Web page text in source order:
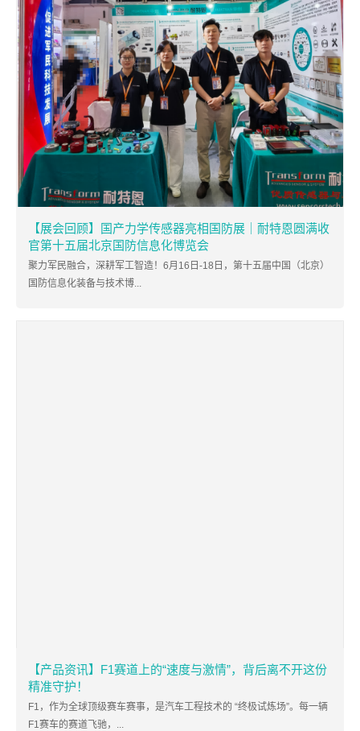
【展会回顾】国产力学传感器亮相国防展｜耐特恩圆满收
官第十五届北京国防信息化博览会
聚力军民融合，深耕军工智造！6月16日-18日，第十五届中国（北京）
国防信息化装备与技术博...
【产品资讯】F1赛道上的“速度与激情”，背后离不开这份
精准守护！
F1，作为全球顶级赛车赛事，是汽车工程技术的 “终极试炼场”。每一辆
F1赛车的赛道飞驰，...